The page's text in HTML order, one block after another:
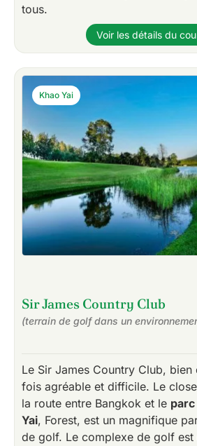
tous.
Voir les détails du
Sir James Country Club
(terrain de golf dans un
Le Sir James Country Club, bien
fois agréable et difficile. Le
la route entre Bangkok et le
Yai, Forest, est un magnifique
de golf. Le complexe de golf est
Khao Yai